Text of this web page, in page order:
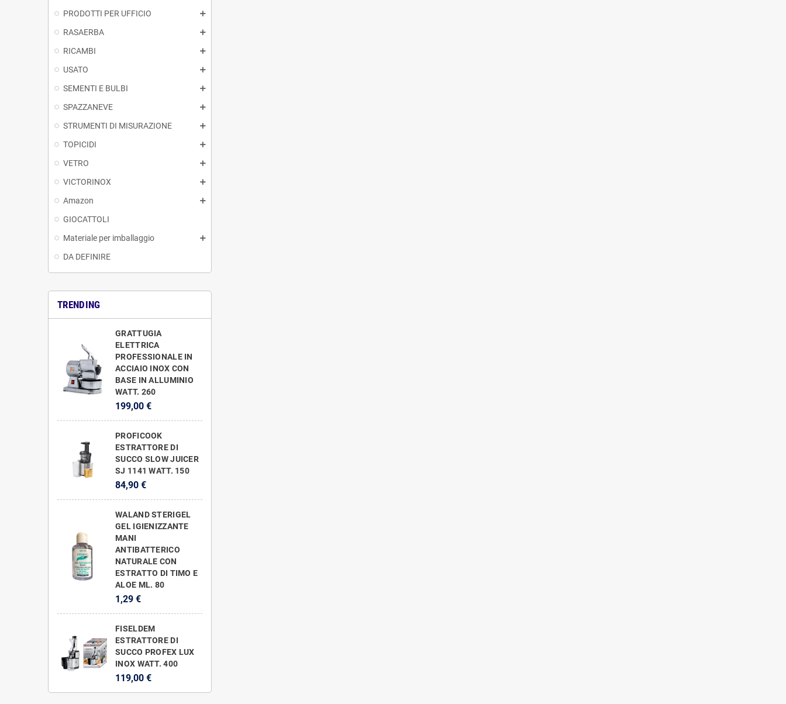
PRODOTTI PER UFFICIO
RASAERBA
RICAMBI
USATO
SEMENTI E BULBI
SPAZZANEVE
STRUMENTI DI MISURAZIONE
TOPICIDI
VETRO
VICTORINOX
Amazon
GIOCATTOLI
Materiale per imballaggio
DA DEFINIRE
TRENDING
GRATTUGIA
ELETTRICA
PROFESSIONALE IN
ACCIAIO INOX CON
BASE IN ALLUMINIO
WATT. 260
199,00 €
PROFICOOK
ESTRATTORE DI
SUCCO SLOW JUICER
SJ 1141 WATT. 150
84,90 €
WALAND STERIGEL
GEL IGIENIZZANTE
MANI
ANTIBATTERICO
NATURALE CON
ESTRATTO DI TIMO E
ALOE ML. 80
1,29 €
FISELDEM
ESTRATTORE DI
SUCCO PROFEX LUX
INOX WATT. 400
119,00 €